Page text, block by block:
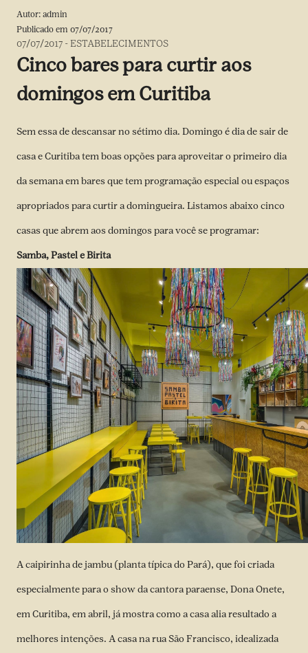
Autor: admin
Publicado em 07/07/2017
07/07/2017 -ESTABELECIMENTOS
Cinco bares para curtir aos
domingos em Curitiba
Sem essa de descansar no sétimo dia. Domingo é dia de sair de
casa e Curitiba tem boas opções para aproveitar o primeiro dia
da semana em bares que tem programação especial ou espaços
apropriados para curtir a domingueira. Listamos abaixo cinco
casas que abrem aos domingos para você se programar:
Samba, Pastel e Birita
A caipirinha de jambu (planta típica do Pará), que foi criada
especialmente para o show da cantora paraense, Dona Onete,
em Curitiba, em abril, já mostra como a casa alia resultado a
melhores intenções. A casa na rua São Francisco, idealizada